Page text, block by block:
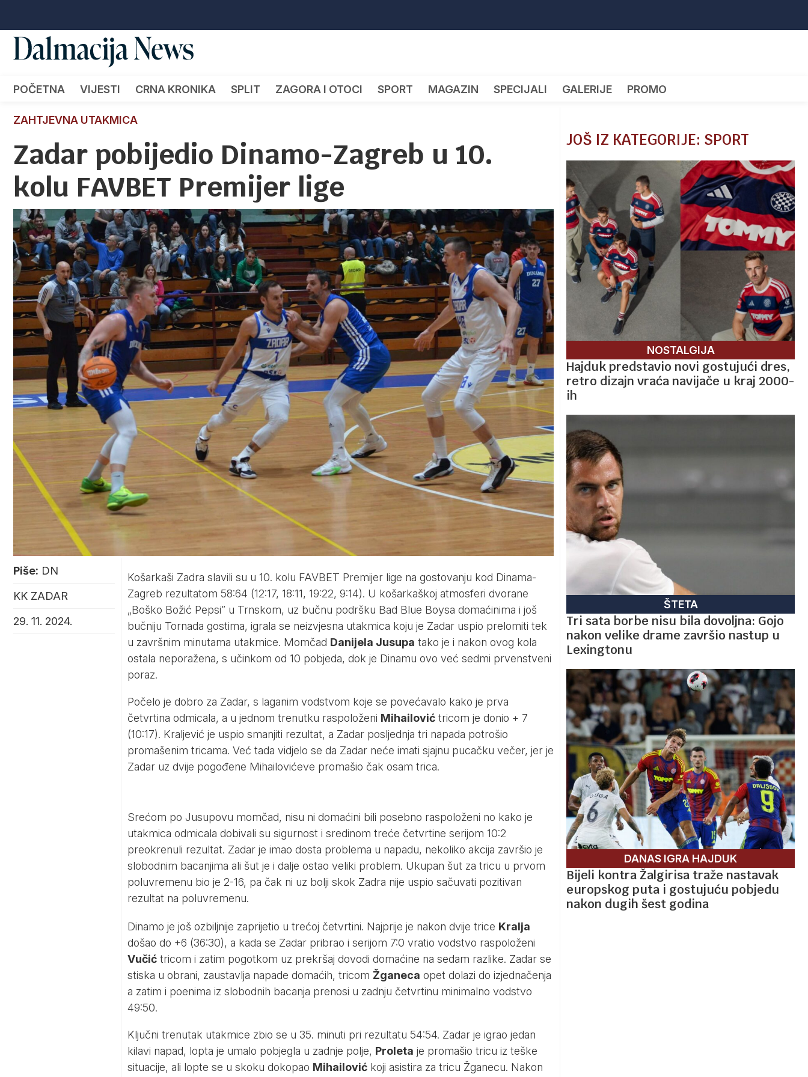
POČETNA VIJESTI CRNA KRONIKA SPLIT ZAGORA I OTOCI SPORT MAGAZIN SPECIJALI GALERIJE PROMO
ZAHTJEVNA UTAKMICA
Zadar pobijedio Dinamo-Zagreb u 10.
kolu FAVBET Premijer lige
Piše: DN
KK ZADAR
29. 11. 2024.
Košarkaši Zadra slavili su u 10. kolu FAVBET Premijer lige na gostovanju kod Dinama-
Zagreb rezultatom 58:64 (12:17, 18:11, 19:22, 9:14). U košarkaškoj atmosferi dvorane
„Boško Božić Pepsi” u Trnskom, uz bučnu podršku Bad Blue Boysa domaćinima i još
bučniju Tornada gostima, igrala se neizvjesna utakmica koju je Zadar uspio prelomiti tek
u završnim minutama utakmice. Momčad Danijela Jusupa tako je i nakon ovog kola
ostala neporažena, s učinkom od 10 pobjeda, dok je Dinamu ovo već sedmi prvenstveni
poraz.
Počelo je dobro za Zadar, s laganim vodstvom koje se povećavalo kako je prva
četvrtina odmicala, a u jednom trenutku raspoloženi Mihailovićtricom je donio + 7
(10:17). Kraljević je uspio smanjiti rezultat, a Zadar posljednja tri napada potrošio
promašenim tricama. Već tada vidjelo se da Zadar neće imati sjajnu pucačku večer, jer je
Zadar uz dvije pogođene Mihailovićeve promašio čak osam trica.
Srećom po Jusupovu momčad, nisu ni domaćini bili posebno raspoloženi no kako je
utakmica odmicala dobivali su sigurnost i sredinom treće četvrtine serijom 10:2
preokrenuli rezultat. Zadar je imao dosta problema u napadu, nekoliko akcija završio je
slobodnim bacanjima ali šut je i dalje ostao veliki problem. Ukupan šut za tricu u prvom
poluvremenu bio je 2-16, pa čak ni uz bolji skok Zadra nije uspio sačuvati pozitivan
rezultat na poluvremenu.
Dinamo je još ozbiljnije zaprijetio u trećoj četvrtini. Najprije je nakon dvije trice Kralja
došao do +6 (36:30), a kada se Zadar pribrao i serijom 7:0 vratio vodstvo raspoloženi
Vučićtricom i zatim pogotkom uz prekršaj dovodi domaćine na sedam razlike. Zadar se
stiska u obrani, zaustavlja napade domaćih, tricom Žganeca opet dolazi do izjednačenja
a zatim i poenima iz slobodnih bacanja prenosi u zadnju četvrtinu minimalno vodstvo
49:50.
Ključni trenutak utakmice zbio se u 35. minuti pri rezultatu 54:54. Zadar je igrao jedan
kilavi napad, lopta je umalo pobjegla u zadnje polje, Proleta je promašio tricu iz teške
situacije, ali lopte se u skoku dokopao Mihailovićkoji asistira za tricu Žganecu. Nakon
JOŠ IZ KATEGORIJE: SPORT
NOSTALGIJA
Hajduk predstavio novi gostujući dres,
retro dizajn vraća navijače u kraj 2000-
ih
ŠTETA
Tri sata borbe nisu bila dovoljna: Gojo
nakon velike drame završio nastup u
Lexingtonu
DANAS IGRA HAJDUK
Bijeli kontra Žalgirisa traže nastavak
europskog puta i gostujuću pobjedu
nakon dugih šest godina